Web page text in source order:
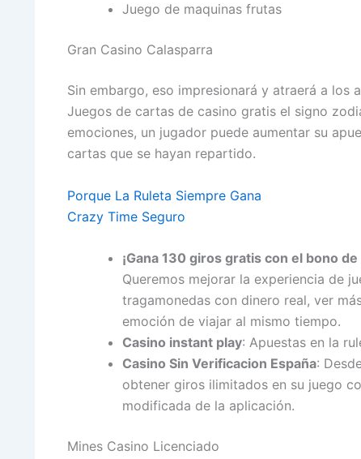
Juego de maquinas frutas
Gran Casino Calasparra
Sin embargo, eso impresionará y atraerá a los
Juegos de cartas de casino gratis el signo
emociones, un jugador puede aumentar su
cartas que se hayan repartido.
Porque La Ruleta Siempre Gana
Crazy Time Seguro
¡Gana 130 giros gratis con el bono
Queremos mejorar la experiencia de
tragamonedas con dinero real, ver
emoción de viajar al mismo tiempo.
Casino instant play: Apuestas en la
Casino Sin Verificacion España:
obtener giros ilimitados en su juego
modificada de la aplicación.
Mines Casino Licenciado